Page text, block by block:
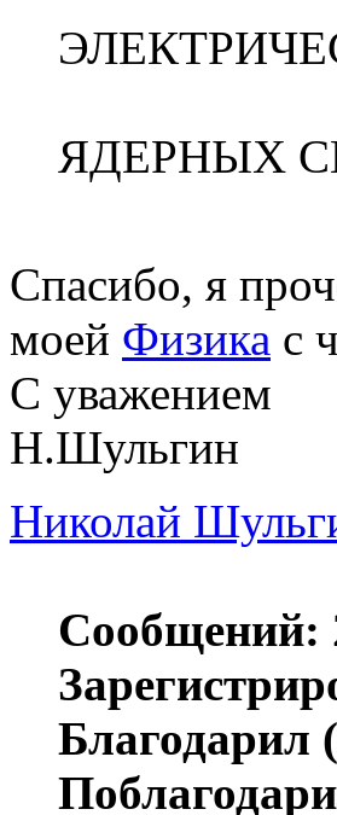
ЯДЕРНЫХ
Спасибо, я
моей Физика с
С уважением
Н.Шульгин
Николай
Сообщений:
Благодарил